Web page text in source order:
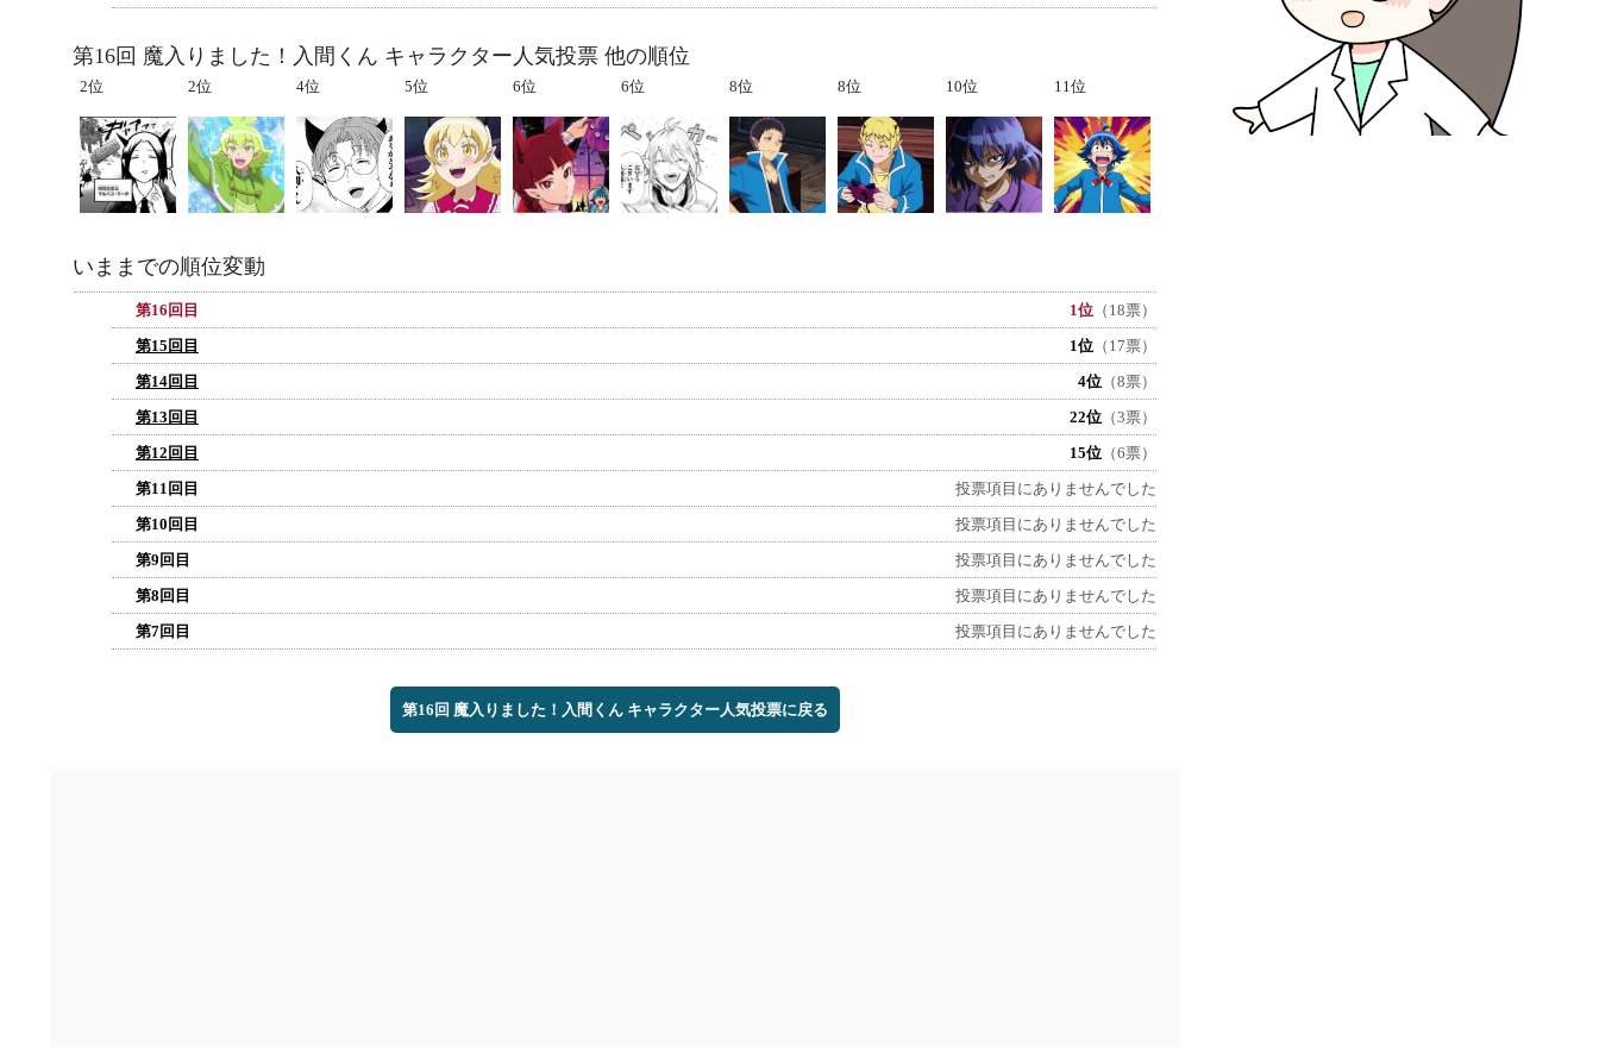
第16回 魔入りました！入間くん キャラクター人気投票 他の順位
2位 2位 4位 5位 6位 6位 8位 8位 10位 11位
いままでの順位変動
第16回目 1位 （18票）
第15回目
1位 （17票）
第14回目
4位 （8票）
第13回目
22位 （3票）
第12回目
15位 （6票）
第11回目
投票項目にありませんでした
第10回目
投票項目にありませんでした
第9回目
投票項目にありませんでした
第8回目
投票項目にありませんでした
第7回目
投票項目にありませんでした
第16回 魔入りました！入間くん キャラクター人気投票に戻る